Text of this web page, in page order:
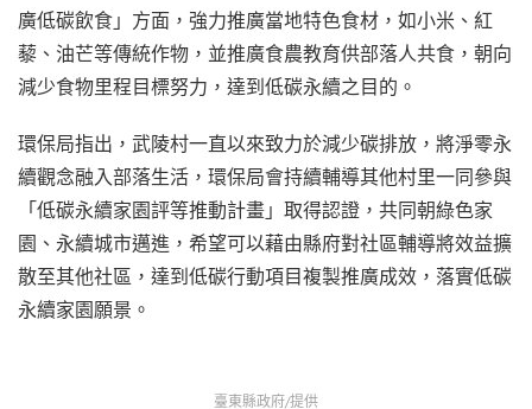
廣低碳飲食」方面，強力推廣當地特色食材，如小米、紅
藜、油芒等傳統作物，並推廣食農教育供部落人共食，朝向
減少食物里程目標努力，達到低碳永續之目的。
環保局指出，武陵村一直以來致力於減少碳排放，將淨零永
續觀念融入部落生活，環保局會持續輔導其他村里一同參與
「低碳永續家園評等推動計畫」取得認證，共同朝綠色家
園、永續城市邁進，希望可以藉由縣府對社區輔導將效益擴
散至其他社區，達到低碳行動項目複製推廣成效，落實低碳
永續家園願景。
臺東縣政府/提供